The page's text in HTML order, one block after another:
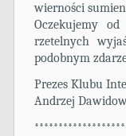
wierności
Oczekujemy
rzetelnych
podobnym
Prezes Klubu
Andrzej